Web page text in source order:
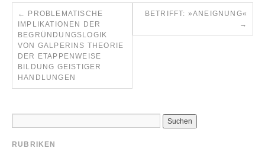
←
PROBLEMATISCHE
IMPLIKATIONEN DER
BEGRÜNDUNGSLOGIK
VON GALPERINS THEORIE
DER ETAPPENWEISE
BILDUNG GEISTIGER
HANDLUNGEN
BETRIFFT: »ANEIGNUNG«
→
RUBRIKEN